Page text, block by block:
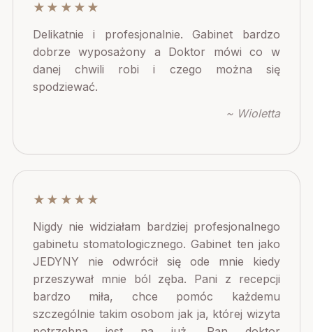
★★★★★
Delikatnie i profesjonalnie. Gabinet bardzo
dobrze wyposażony a Doktor mówi co w
danej chwili robi i czego można się
spodziewać.
~ Wioletta
★★★★★
Nigdy nie widziałam bardziej profesjonalnego
gabinetu stomatologicznego. Gabinet ten jako
JEDYNY nie odwrócił się ode mnie kiedy
przeszywał mnie ból zęba. Pani z recepcji
bardzo miła, chce pomóc każdemu
szczególnie takim osobom jak ja, której wizyta